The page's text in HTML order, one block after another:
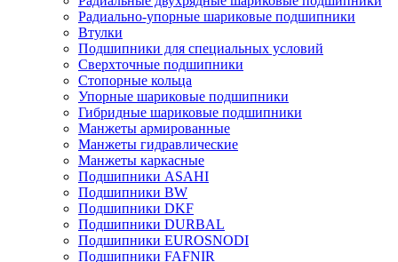
Радиально-упорные шариковые подшипники
Втулки
Подшипники для специальных условий
Сверхточные подшипники
Стопорные кольца
Упорные шариковые подшипники
Гибридные шариковые подшипники
Манжеты армированные
Манжеты гидравлические
Манжеты каркасные
Подшипники ASAHI
Подшипники BW
Подшипники DKF
Подшипники DURBAL
Подшипники EUROSNODI
Подшипники FAFNIR